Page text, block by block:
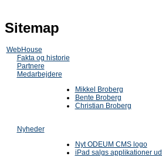
Sitemap
WebHouse
Fakta og historie
Partnere
Medarbejdere
Mikkel Broberg
Bente Broberg
Christian Broberg
Nyheder
Nyt ODEUM CMS logo
iPad salgs applikationer